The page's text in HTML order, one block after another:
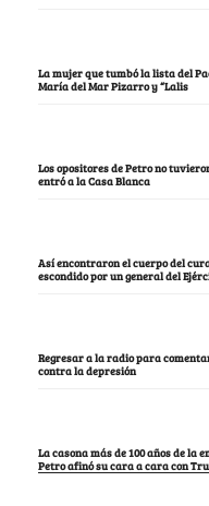
La mujer que tumbó la lista del
María del Mar Pizarro y “Lalis
Los opositores de Petro no
entró a la Casa Blanca
Así encontraron el cuerpo del
escondido por un general del
Regresar a la radio para
contra la depresión
La casona más de 100 años de la
Petro afinó su cara a cara con